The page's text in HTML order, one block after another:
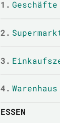
1.
2.
3.
4.
ESSEN